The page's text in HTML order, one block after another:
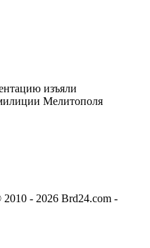
изъяли
Мелитополя
- 2026 Brd24.com -